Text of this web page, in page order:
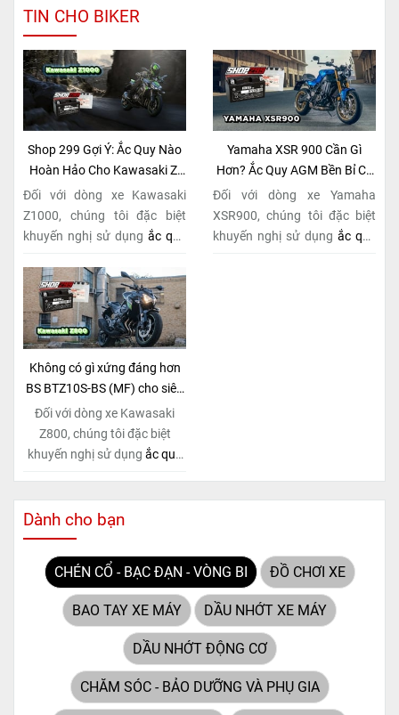
TIN CHO BIKER
Shop 299 Gợi Ý: Ắc Quy Nào
Hoàn Hảo Cho Kawasaki Z-
Series Naked Bike?
Đối với dòng xe Kawasaki
Z1000, chúng tôi đặc biệt
khuyến nghị sử dụng ắc quy
không chỉ là một lựa chọn
thông thường, mà còn là giải
pháp hoàn hảo được thiết kế
dành riêng cho "chiến mã"
này. Với
công nghệ MF
(Maintenance Free) tiên tiến,
loại ắc quy khô này hoàn
toàn không cần bảo dưỡng.
Yamaha XSR 900 Cần Gì
Hơn? Ắc Quy AGM Bền Bỉ Có
Tại Shop 299
Đối với dòng xe Yamaha
XSR900, chúng tôi đặc biệt
khuyến nghị sử dụng ắc quy
Không có gì xứng đáng hơn
BS BTZ10S-BS (MF) cho siêu
phẩm Kawasaki Z800!
Đối với dòng xe Kawasaki
Z800, chúng tôi đặc biệt
khuyến nghị sử dụng ắc quy
thông thường, mà còn là giải
pháp hoàn hảo được thiết kế
dành riêng cho "chiến mã"
này. Vớicông nghệ MF
(Maintenance Free)tiên tiến,
loại ắc quy khô này hoàn
toàn không cần bảo dưỡng.
Dành cho bạn
CHÉN CỔ - BẠC ĐẠN - VÒNG BI ĐỒ CHƠI XE
BAO TAY XE MÁY DẦU NHỚT XE MÁY
DẦU NHỚT ĐỘNG CƠ
CHĂM SÓC - BẢO DƯỠNG VÀ PHỤ GIA